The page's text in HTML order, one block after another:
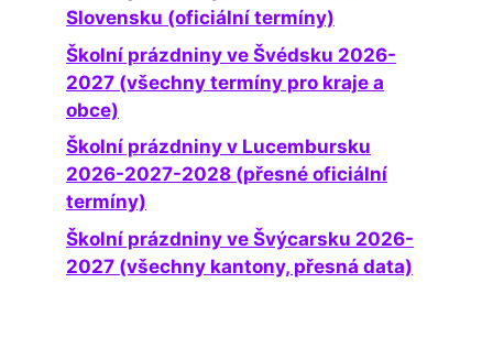
Slovensku (oficiální termíny)
Školní prázdniny ve Švédsku 2026-
2027 (všechny termíny pro kraje a
obce)
Školní prázdniny v Lucembursku
2026-2027-2028 (přesné oficiální
termíny)
Školní prázdniny ve Švýcarsku 2026-
2027 (všechny kantony, přesná data)